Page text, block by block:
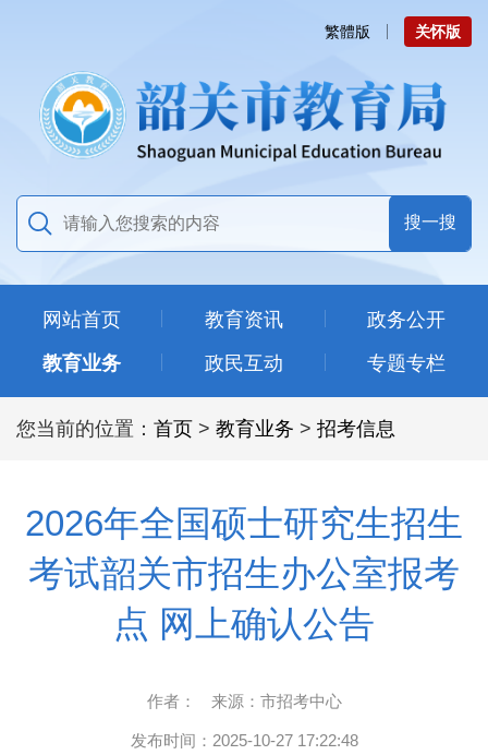
繁體版 关怀版
网站首页 教育资讯
政务公开
教育业务
政民互动 专题专栏
您当前的位置： 首页 > 教育业务 > 招考信息
2026年全国硕士研究生招生
考试韶关市招生办公室报考
点 网上确认公告
作者： 来源： 市招考中心
发布时间： 2025-10-27 17:22:48